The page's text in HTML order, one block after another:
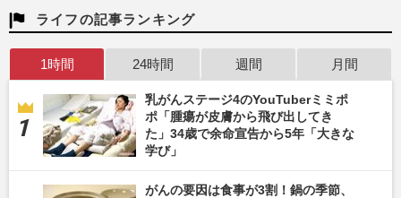
ライフの記事ランキング
1時間 24時間 週間 月間
乳がんステージ4のYouTuberミミポ
ポ「腫瘍が皮膚から飛び出してき
た」34歳で余命宣告から5年「大きな
学び」
がんの要因は食事が3割！鍋の季節、